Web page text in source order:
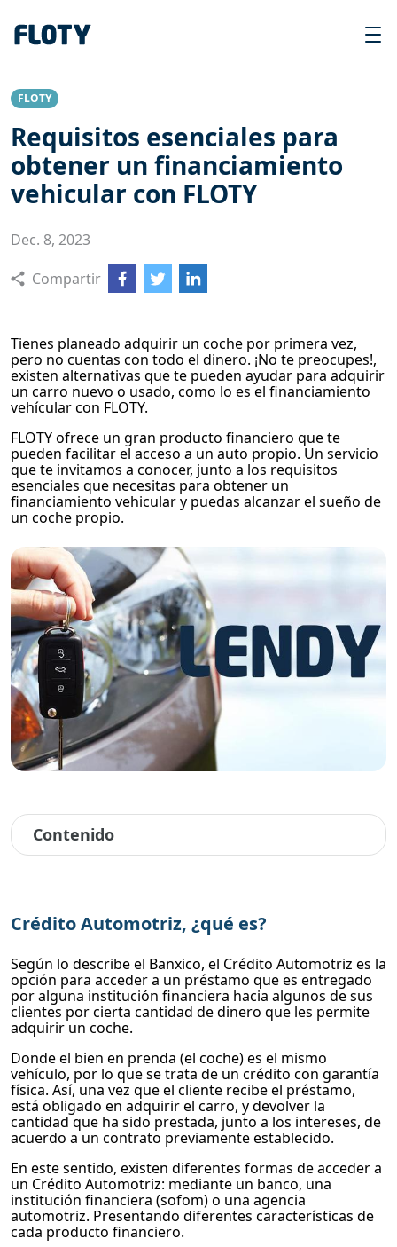
FLOTY
Requisitos esenciales para
obtener un financiamiento
vehicular con FLOTY
Dec. 8, 2023
Compartir
Tienes planeado adquirir un coche por primera vez,
pero no cuentas con todo el dinero. ¡No te preocupes!,
existen alternativas que te pueden ayudar para adquirir
un carro nuevo o usado, como lo es el financiamiento
vehícular con FLOTY.
FLOTY ofrece un gran producto financiero que te
pueden facilitar el acceso a un auto propio. Un servicio
que te invitamos a conocer, junto a los requisitos
esenciales que necesitas para obtener un
financiamiento vehicular y puedas alcanzar el sueño de
un coche propio.
Contenido
Crédito Automotriz, ¿qué es?
Según lo describe el Banxico, el Crédito Automotriz es la
opción para acceder a un préstamo que es entregado
por alguna institución financiera hacia algunos de sus
clientes por cierta cantidad de dinero que les permite
adquirir un coche.
Donde el bien en prenda (el coche) es el mismo
vehículo, por lo que se trata de un crédito con garantía
física. Así, una vez que el cliente recibe el préstamo,
está obligado en adquirir el carro, y devolver la
cantidad que ha sido prestada, junto a los intereses, de
acuerdo a un contrato previamente establecido.
En este sentido, existen diferentes formas de acceder a
un Crédito Automotriz: mediante un banco, una
institución financiera (sofom) o una agencia
automotriz. Presentando diferentes características de
cada producto financiero.